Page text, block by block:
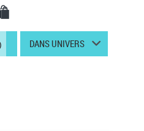
DANS UNIVERS